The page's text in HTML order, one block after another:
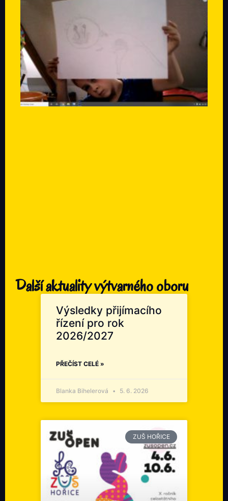
Další aktuality výtvarného oboru
Výsledky přijímacího
řízení pro rok
2026/2027
PŘEČÍST CELÉ »
Blanka Bihelerová 5. 6. 2026
ZUŠ HOŘICE